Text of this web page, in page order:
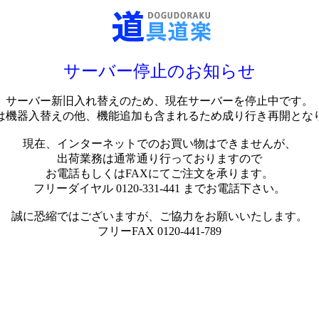
サーバー停止のお知らせ
サーバー新旧入れ替えのため、現在サーバーを停止中です。
機器入替えの他、機能追加も含まれるため成り行き再開とな
現在、インターネットでのお買い物はできませんが、
出荷業務は通常通り行っておりますので
お電話もしくはFAXにてご注文を承ります。
フリーダイヤル 0120-331-441 までお電話下さい。
誠に恐縮ではございますが、ご協力をお願いいたします。
フリーFAX 0120-441-789